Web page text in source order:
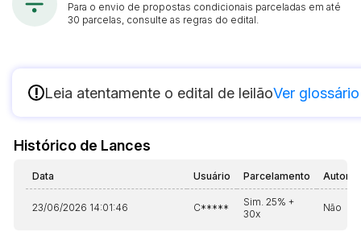
Para o envio de propostas condicionais parceladas em até
30 parcelas, consulte as regras do edital.
! Leia atentamente o edital de leilãoVer
Histórico de Lances
Data Usuário Parcelamento
23/06/2026 14:01:46 C*****
Sim. 25% +
30x
Não